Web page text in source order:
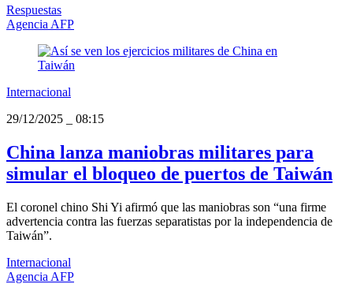
Respuestas
Agencia AFP
Internacional
29/12/2025
08:15
China lanza maniobras militares para
simular el bloqueo de puertos de Taiwán
El coronel chino Shi Yi afirmó que las maniobras son “una firme
advertencia contra las fuerzas separatistas por la independencia de
Taiwán”.
Internacional
Agencia AFP